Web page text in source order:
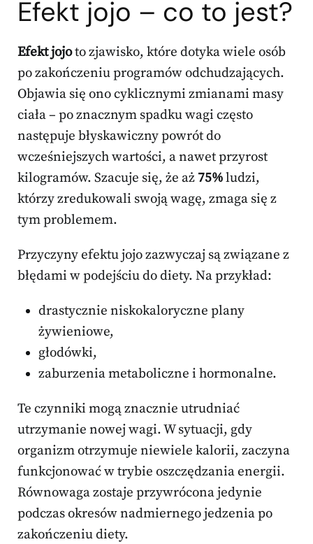
Efekt jojo – co to jest?
Efekt jojoto zjawisko, które dotyka wiele osób
po zakończeniu programów odchudzających.
Objawia się ono cyklicznymi zmianami masy
ciała – po znacznym spadku wagi często
następuje błyskawiczny powrót do
wcześniejszych wartości, a nawet przyrost
kilogramów. Szacuje się, że aż 75%ludzi,
którzy zredukowali swoją wagę, zmaga się z
tym problemem.
Przyczyny efektu jojo zazwyczaj są związane z
błędami w podejściu do diety. Na przykład:
drastycznie niskokaloryczne plany
żywieniowe,
głodówki,
zaburzenia metaboliczne i hormonalne.
Te czynniki mogą znacznie utrudniać
utrzymanie nowej wagi. W sytuacji, gdy
organizm otrzymuje niewiele kalorii, zaczyna
funkcjonować w trybie oszczędzania energii.
Równowaga zostaje przywrócona jedynie
podczas okresów nadmiernego jedzenia po
zakończeniu diety.